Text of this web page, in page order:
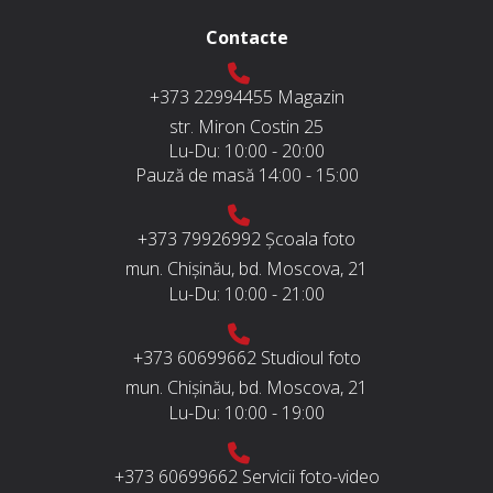
Contacte
+373 22994455 Magazin
str. Miron Costin 25
Lu-Du: 10:00 - 20:00
Pauză de masă 14:00 - 15:00
+373 79926992 Școala foto
mun. Chișinău, bd. Moscova, 21
Lu-Du: 10:00 - 21:00
+373 60699662 Studioul foto
mun. Chișinău, bd. Moscova, 21
Lu-Du: 10:00 - 19:00
+373 60699662 Servicii foto-video